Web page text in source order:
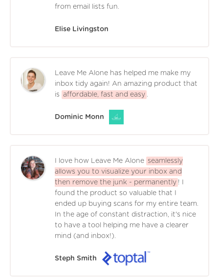
from email lists fun.
Elise Livingston
Leave Me Alone has helped me make my
inbox tidy again! An amazing product that
is affordable, fast and easy .
Dominic Monn
I love how Leave Me Alone seamlessly
allows you to visualize your inbox and
then remove the junk - permanently ! I
found the product so valuable that I
ended up buying scans for my entire team.
In the age of constant distraction, it's nice
to have a tool helping me have a clearer
mind (and inbox!).
Steph Smith